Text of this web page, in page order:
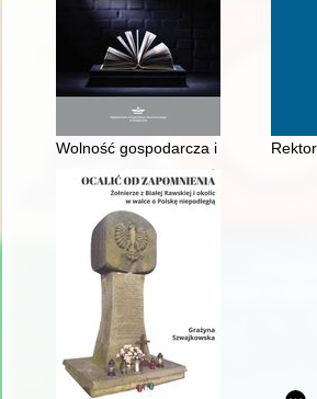
Wolność gospodarcza i liberalizm